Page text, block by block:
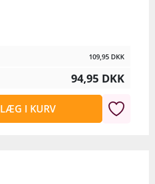
109,95 DKK
94,95 DKK
LÆG I KURV